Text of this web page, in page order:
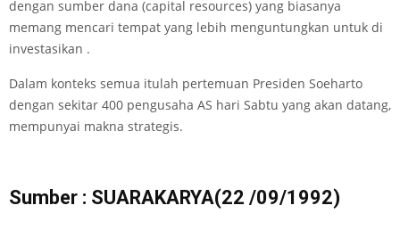
dengan sumber dana (capital resources) yang biasanya
memang mencari tempat yang lebih menguntungkan untuk di
investasikan .
Dalam konteks semua itulah pertemuan Presiden Soeharto
dengan sekitar 400 pengusaha AS hari Sabtu yang akan datang,
mempunyai makna strategis.
Sumber : SUARAKARYA(22 /09/1992)